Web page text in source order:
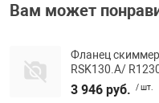
Вам может
Фланец
RSK130.A/
3 946 руб. / шт.